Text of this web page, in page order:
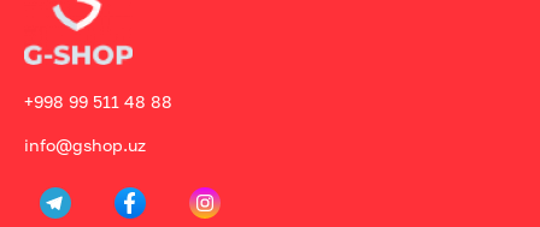
+998 99 511 48 88
info@gshop.uz